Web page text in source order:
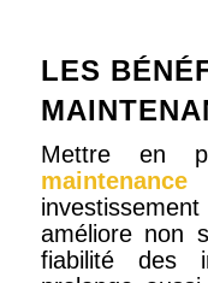
LES
Mettre en
améliore non
fiabilité des